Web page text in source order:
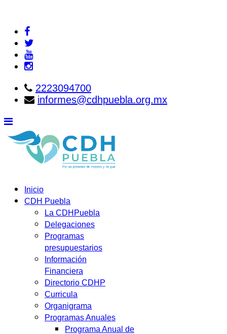
2223094700
informes@cdhpuebla.org.mx
Inicio
CDH Puebla
La CDHPuebla
Delegaciones
Programas
presupuestarios
Información
Financiera
Directorio CDHP
Curricula
Organigrama
Programas Anuales
Programa Anual de